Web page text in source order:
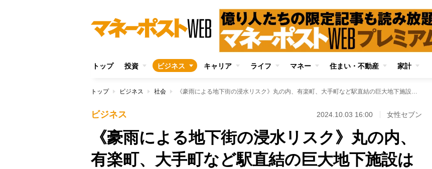
トップ 投資 ビジネス キャリア ライフ マネー 住まい・不動産 家計
トップ ビジネス 社会 《豪雨による地下街の浸水リスク》丸の内、有楽町、大手町など駅直結の巨大地下施設は全体が水没する恐れも 海抜が低い大阪、海に近い名古屋の地下街もリスクあり
ビジネス 2024.10.03 16:00 女性セブン
《豪雨による地下街の浸水リスク》丸の内、
有楽町、大手町など駅直結の巨大地下施設は